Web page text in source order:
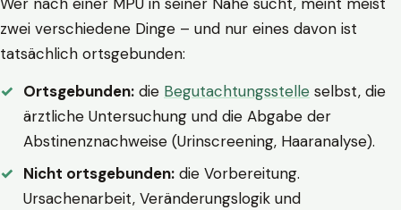
zwei verschiedene Dinge – und nur eines davon ist
tatsächlich ortsgebunden:
Ortsgebunden: die Begutachtungsstelle selbst, die
ärztliche Untersuchung und die Abgabe der
Abstinenznachweise (Urinscreening, Haaranalyse).
Nicht ortsgebunden: die Vorbereitung.
Ursachenarbeit, Veränderungslogik und